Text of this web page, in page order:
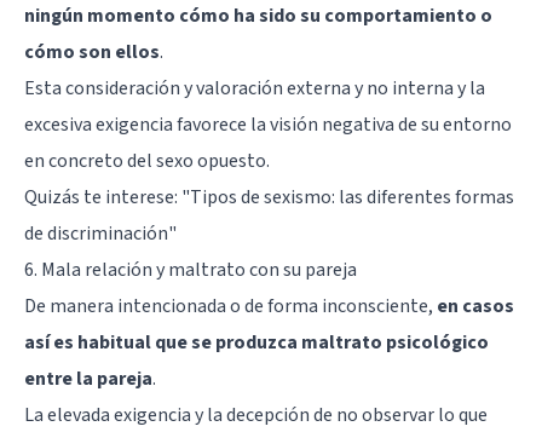
ningún momento cómo ha sido su comportamiento o
cómo son ellos.
Esta consideración y valoración externa y no interna y la
excesiva exigencia favorece la visión negativa de su entorno
en concreto del sexo opuesto.
Quizás te interese: "Tipos de sexismo: las diferentes formas
de discriminación"
6. Mala relación y maltrato con su pareja
De manera intencionada o de forma inconsciente, en casos
así es habitual que se produzca maltrato psicológico
entre la pareja.
La elevada exigencia y la decepción de no observar lo que